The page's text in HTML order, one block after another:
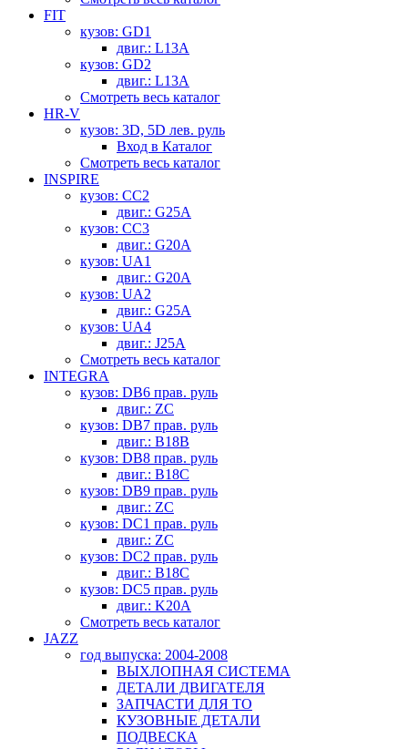
FIT
кузов: GD1
двиг.: L13A
кузов: GD2
двиг.: L13A
Смотреть весь каталог
HR-V
кузов: 3D, 5D лев. руль
Вход в Каталог
Смотреть весь каталог
INSPIRE
кузов: CC2
двиг.: G25A
кузов: CC3
двиг.: G20A
кузов: UA1
двиг.: G20A
кузов: UA2
двиг.: G25A
кузов: UA4
двиг.: J25A
Смотреть весь каталог
INTEGRA
кузов: DB6 прав. руль
двиг.: ZC
кузов: DB7 прав. руль
двиг.: B18B
кузов: DB8 прав. руль
двиг.: B18C
кузов: DB9 прав. руль
двиг.: ZC
кузов: DC1 прав. руль
двиг.: ZC
кузов: DC2 прав. руль
двиг.: B18C
кузов: DC5 прав. руль
двиг.: K20A
Смотреть весь каталог
JAZZ
год выпуска: 2004-2008
ВЫХЛОПНАЯ СИСТЕМА
ДЕТАЛИ ДВИГАТЕЛЯ
ЗАПЧАСТИ ДЛЯ ТО
КУЗОВНЫЕ ДЕТАЛИ
ПОДВЕСКА